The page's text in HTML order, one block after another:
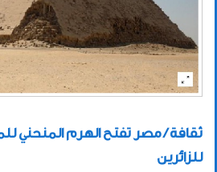
ثقافة / مصر تفتح الهرم المنحني
للزائرين